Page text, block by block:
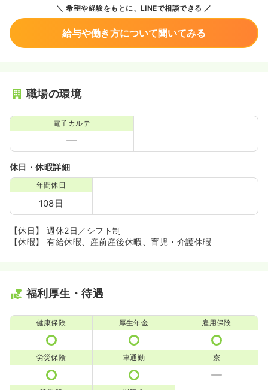
希望や経験をもとに、LINEで相談できる
給与や働き方について聞いてみる
職場の環境
電子カルテ
休日・休暇詳細
年間休日
108日
【休日】 週休2日／シフト制
【休暇】 有給休暇、産前産後休暇、育児・介護休暇
福利厚生・待遇
健康保険 厚生年金 雇用保険
労災保険 車通勤 寮